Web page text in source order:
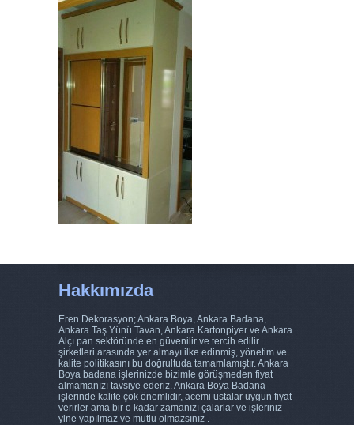
Hakkımızda
Eren Dekorasyon; Ankara Boya, Ankara Badana,
Ankara Taş Yünü Tavan, Ankara Kartonpiyer ve Ankara
Alçı pan sektöründe en güvenilir ve tercih edilir
şirketleri arasında yer almayı ilke edinmiş, yönetim ve
kalite politikasını bu doğrultuda tamamlamıştır. Ankara
Boya badana işlerinizde bizimle görüşmeden fiyat
almamanızı tavsiye ederiz. Ankara Boya Badana
işlerinde kalite çok önemlidir, acemi ustalar uygun fiyat
verirler ama bir o kadar zamanızı çalarlar ve işleriniz
yine yapılmaz ve mutlu olmazsınız .